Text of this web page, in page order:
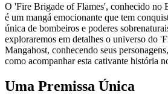
O 'Fire Brigade of Flames', conhecido no
é um mangá emocionante que tem
única de bombeiros e poderes
exploraremos em detalhes o universo do
Mangahost, conhecendo seus
como acompanhar esta cativante história
Uma Premissa Única